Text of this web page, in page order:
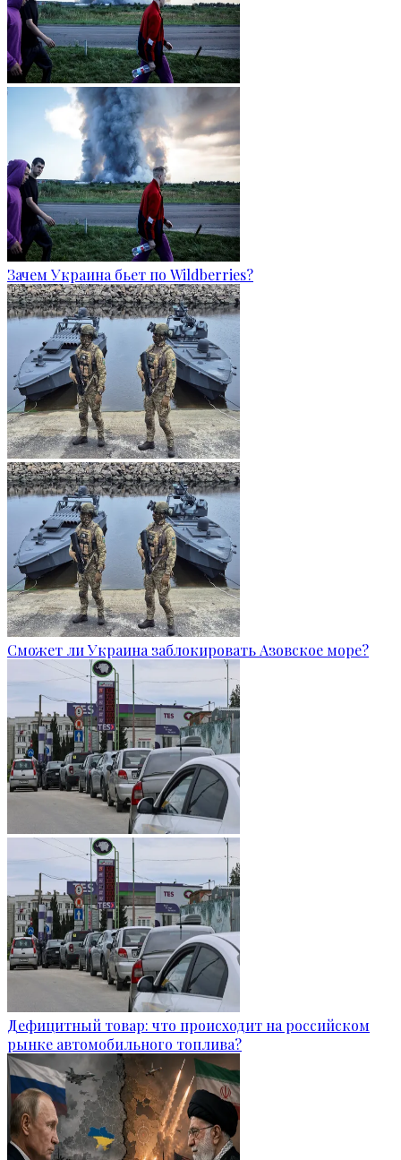
Зачем Украина бьет по Wildberries?
Сможет ли Украина заблокировать Азовское море?
Дефицитный товар: что происходит на российском
рынке автомобильного топлива?